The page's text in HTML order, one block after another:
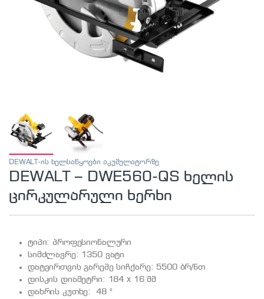
DEWALT-ის ხელსაწყოები აკუმულატორზე
DEWALT – DWE560-QS ხელის
ცირკულარული ხერხი
ტიპი: პროფესიონალური
სიმძლავრე: 1350 ვატი
დატვირთვის გარეშე სიჩქარე: 5500 ბრ/წთ
დისკის დიამეტრი: 184 x 16 მმ
დახრის კუთხე: 48 °